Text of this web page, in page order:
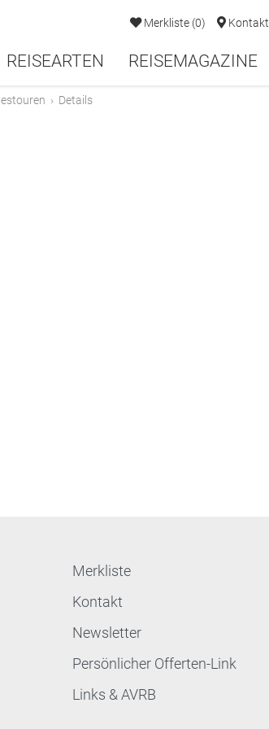
Merkliste (0) Kontakt
REISEARTEN REISEMAGAZINE
› Details
Merkliste
Kontakt
Newsletter
Persönlicher Offerten-Link
Links & AVRB